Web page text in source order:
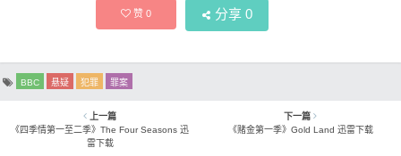
赞0 分享 0
BBC 悬疑 犯罪 罪案
上一篇
《四季情第一至二季》The Four Seasons 迅
雷下载
下一篇
《赌金第一季》Gold Land 迅雷下载